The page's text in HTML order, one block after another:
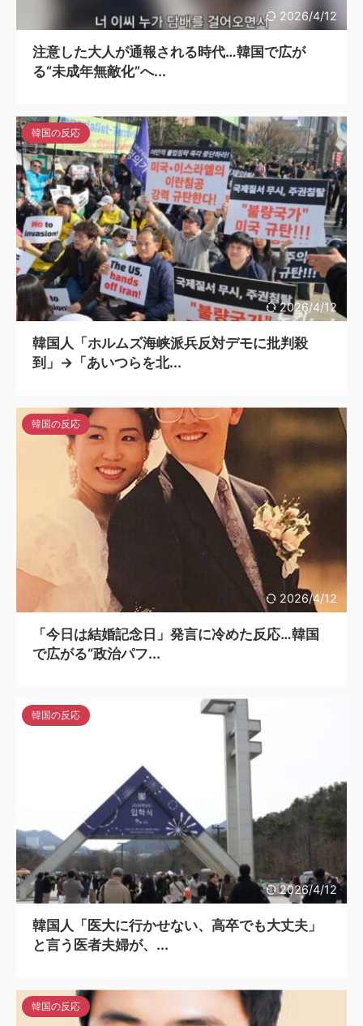
2026/4/12
注意した大人が通報される時代…韓国で広が
る“未成年無敵化”へ...
2026/4/12
韓国の反応
韓国人「ホルムズ海峡派兵反対デモに批判殺
到」→「あいつらを北...
2026/4/12
韓国の反応
「今日は結婚記念日」発言に冷めた反応…韓国
で広がる“政治パフ...
2026/4/12
韓国の反応
韓国人「医大に行かせない、高卒でも大丈夫」
と言う医者夫婦が、...
韓国の反応